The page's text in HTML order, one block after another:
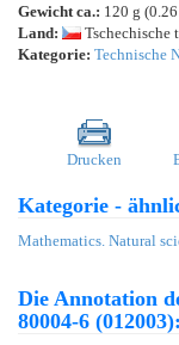
Gewicht ca.: 120 g
Land:
Tschechische
Kategorie: Technische
Drucken
Kategorie -
Mathematics. Natural
Die Annotation
80004-6 (012003):